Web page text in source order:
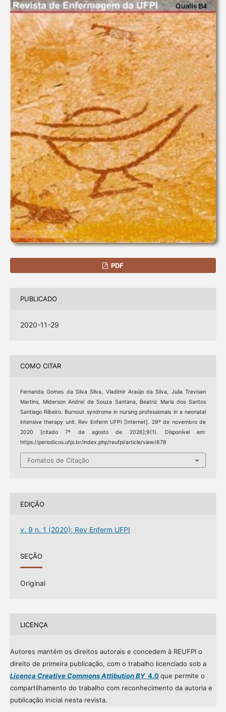
PDF
PUBLICADO
2020-11-29
COMO CITAR
Fernanda Gomes da Silva Silva, Vladimir Araújo da Silva, Julia Trevisan
Martins, Miderson Andrei de Souza Santana, Beatriz Maria dos Santos
Santiago Ribeiro. Burnout syndrome in nursing professionals in a neonatal
intensive therapy unit. Rev Enferm UFPI [Internet]. 29º de novembro de
2020 [citado 7º de agosto de 2026];9(1). Disponível em:
https://periodicos.ufpi.br/index.php/reufpi/article/view/678
Fomatos de Citação
EDIÇÃO
v. 9 n. 1 (2020): Rev Enferm UFPI
SEÇÃO
Original
LICENÇA
Autores mantém os direitos autorais e concedem à REUFPI o
direito de primeira publicação, com o trabalho licenciado sob a
Licença Creative Commons Attibution BY4.0que permite o
compartilhamento do trabalho com reconhecimento da autoria e
publicação inicial nesta revista.